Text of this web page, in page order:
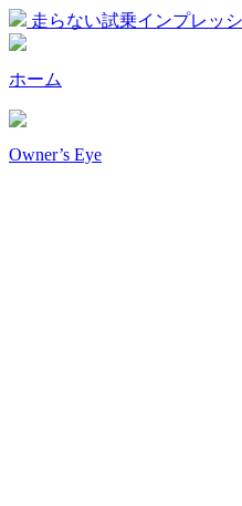
走らない試乗インプレッ
ホーム
Owner’s Eye